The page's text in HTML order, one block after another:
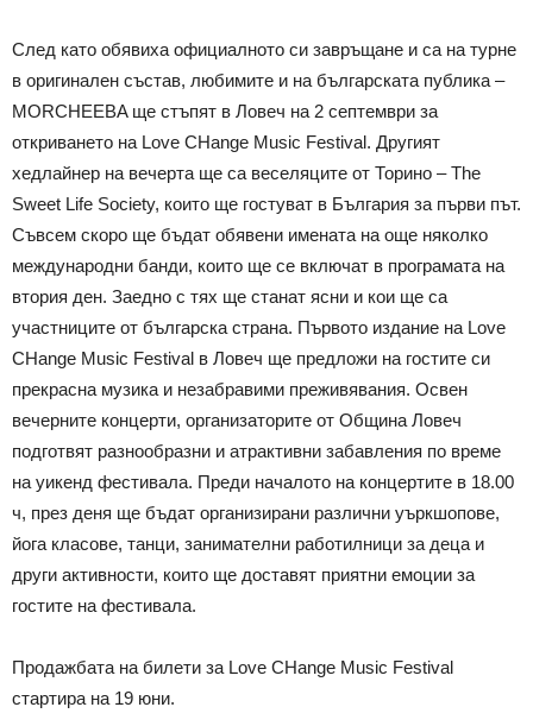
След като обявиха официалното си завръщане и са на турне
в оригинален състав, любимите и на българската публика –
MORCHEEBA ще стъпят в Ловеч на 2 септември за
откриването на Love CHange Music Festival. Другият
хедлайнер на вечерта ще са веселяците от Торино – The
Sweet Life Society, които ще гостуват в България за първи път.
Съвсем скоро ще бъдат обявени имената на още няколко
международни банди, които ще се включат в програмата на
втория ден. Заедно с тях ще станат ясни и кои ще са
участниците от българска страна. Първото издание на Love
CHange Music Festival в Ловеч ще предложи на гостите си
прекрасна музика и незабравими преживявания. Освен
вечерните концерти, организаторите от Община Ловеч
подготвят разнообразни и атрактивни забавления по време
на уикенд фестивала. Преди началото на концертите в 18.00
ч, през деня ще бъдат организирани различни уъркшопове,
йога класове, танци, занимателни работилници за деца и
други активности, които ще доставят приятни емоции за
гостите на фестивала.
Продажбата на билети за Love CHange Music Festival
стартира на 19 юни.